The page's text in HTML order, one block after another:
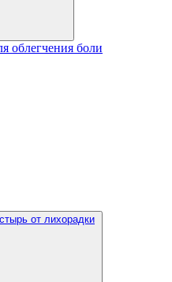
облегчения боли
от лихорадки